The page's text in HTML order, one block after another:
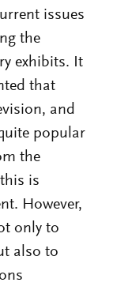
issues
the
exhibits. It
that
and
popular
the
is
However,
only to
also to